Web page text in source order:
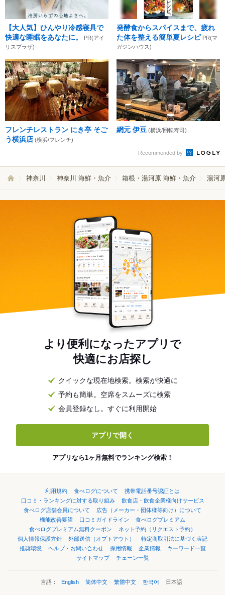
【大人気】ひんやり冷感寝具で
快適な睡眠をあなたに。
PR(アイ
リスプラザ)
発酵食からスパイスまで、疲れ
た体を整える簡単夏レシピ PR(マ
ガジンハウス)
フレンチレストラン にき亭 そご
う横浜店 (横浜/フレンチ)
網元 伊豆 (横浜/回転寿司)
Recommended by
神奈川 神奈川 海鮮・魚介 箱根・湯河原 海鮮・魚介 湯河
より便利になったアプリで
快適にお店探し
クイックな現在地検索。検索が快適に
予約も簡単。空席をスムーズに検索
会員登録なし。すぐに利用開始
アプリで開く
アプリなら1ヶ月無料でランキング検索！
利用規約 食べログについて
携帯電話番号認証とは
口コミ・ランキングに対する取り組み
飲食店・飲食企業様向けサービス
食べログ店舗会員について
広告（メーカー・団体様等向け）について
機能改善要望
口コミガイドライン
食べログプレミアム
食べログプレミアム無料クーポン
ネット予約（リクエスト予約）
個人情報保護方針
外部送信（オプトアウト）
特定商取引法に基づく表記
推奨環境
ヘルプ・お問い合わせ 採用情報 企業情報
キーワード一覧
サイトマップ
チェーン一覧
言語： English 简体中文 繁體中文 한국어 日本語